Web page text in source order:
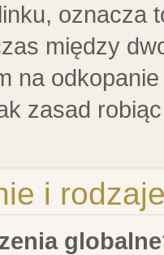
oznacza
między
na
zasad
i